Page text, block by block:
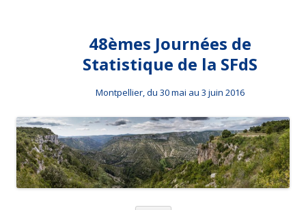
48èmes Journées de
Statistique de la SFdS
Montpellier, du 30 mai au 3 juin 2016